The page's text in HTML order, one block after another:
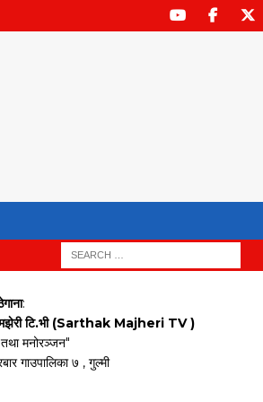
:
मझेरी टि.भी (Sarthak Majheri TV )
मनोरञ्जन"
गाउपालिका ७ , गुल्मी